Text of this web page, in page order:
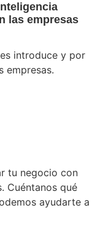
las empresas
introduce y por
empresas.
tu negocio con
Cuéntanos qué
ayudarte a